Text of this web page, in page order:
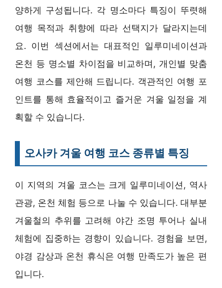
양하게 구성됩니다. 각 명소마다 특징이 뚜렷해
여행 목적과 취향에 따라 선택지가 달라지는데
요. 이번 섹션에서는 대표적인 일루미네이션과
온천 등 명소별 차이점을 비교하며, 개인별 맞춤
여행 코스를 제안해 드립니다. 객관적인 여행 포
인트를 통해 효율적이고 즐거운 겨울 일정을 계
획할 수 있습니다.
오사카 겨울 여행 코스 종류별 특징
이 지역의 겨울 코스는 크게 일루미네이션, 역사
관광, 온천 체험 등으로 나눌 수 있습니다. 대부분
겨울철의 추위를 고려해 야간 조명 투어나 실내
체험에 집중하는 경향이 있습니다. 경험을 보면,
야경 감상과 온천 휴식은 여행 만족도가 높은 편
입니다.